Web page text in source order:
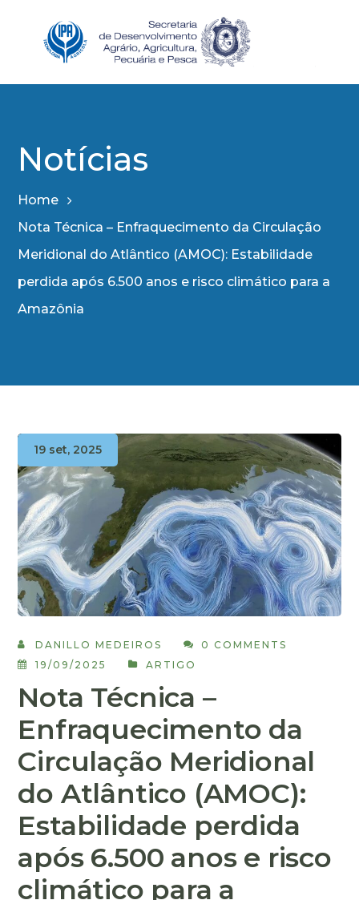
Notícias
Home
Nota Técnica – Enfraquecimento da Circulação
Meridional do Atlântico (AMOC): Estabilidade
perdida após 6.500 anos e risco climático para a
Amazônia
19 set, 2025
DANILLO MEDEIROS
0 COMMENTS
19/09/2025
ARTIGO
Nota Técnica –
Enfraquecimento da
Circulação Meridional
do Atlântico (AMOC):
Estabilidade perdida
após 6.500 anos e risco
climático para a